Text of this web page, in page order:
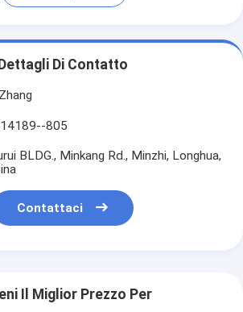
Dettagli Di Contatto
805
BLDG., Minkang Rd., Minzhi, Longhua,
Contattaci
Il Miglior Prezzo Per